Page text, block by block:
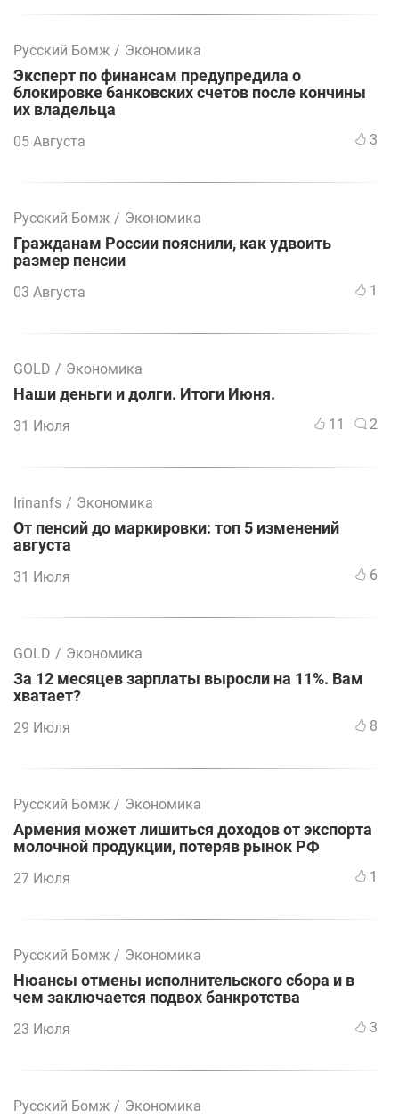
Русский Бомж / Экономика
Эксперт по финансам предупредила о
блокировке банковских счетов после кончины
их владельца
05 Августа 3
Русский Бомж / Экономика
Гражданам России пояснили, как удвоить
размер пенсии
03 Августа 1
GOLD / Экономика
Наши деньги и долги. Итоги Июня.
31 Июля 11 2
Irinanfs / Экономика
От пенсий до маркировки: топ 5 изменений
августа
31 Июля 6
GOLD / Экономика
За 12 месяцев зарплаты выросли на 11%. Вам
хватает?
29 Июля 8
Русский Бомж / Экономика
Армения может лишиться доходов от экспорта
молочной продукции, потеряв рынок РФ
27 Июля 1
Русский Бомж / Экономика
Нюансы отмены исполнительского сбора и в
чем заключается подвох банкротства
23 Июля 3
Русский Бомж / Экономика